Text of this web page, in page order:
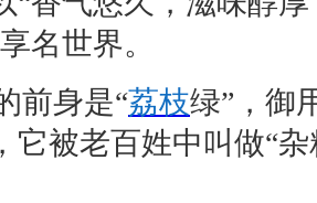
名世界。
前身是“荔枝绿” ，御
它被老百姓中叫做“杂